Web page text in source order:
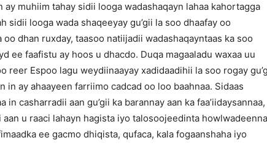
ay muhiim tahay sidii looga wadashaqayn lahaa kahortagga
sidii looga wada shaqeeyay gu’gii la soo dhaafay oo
dhan ruxday, taasoo natiijadii wadashaqayntaas ka soo
ee faafistu ay hoos u dhacdo. Duqa magaaladu waxaa uu
reer Espoo lagu weydiinaayay xadidaadihii la soo rogay
in ay ahaayeen farriimo cadcad oo loo baahnaa. Sidaas
casharradii aan gu’gii ka barannay aan ka faa’iidaysannaa,
aan u raaci lahayn hagista iyo talosoojeedinta
ee gacmo dhiqista, qufaca, kala fogaanshaha iyo